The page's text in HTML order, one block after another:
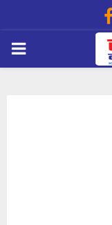
PRIMARY